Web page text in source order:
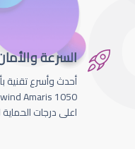
السرعة
أحدث وأسرع تقنية
اعلى درجات